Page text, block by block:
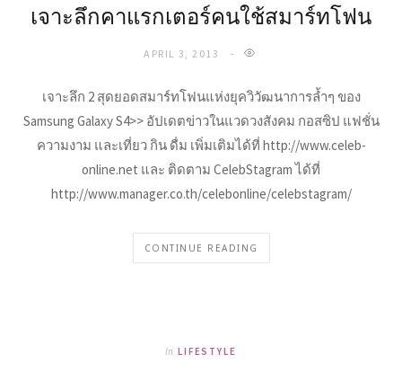
เจาะลึกคาแรกเตอร์คนใช้สมาร์ทโฟน
APRIL 3, 2013
เจาะลึก 2 สุดยอดสมาร์ทโฟนแห่งยุควิวัฒนาการล้ำๆ ของ
Samsung Galaxy S4>> อัปเดตข่าวในแวดวงสังคม กอสซิป แฟชั่น
ความงาม และเที่ยว กิน ดื่ม เพิ่มเติมได้ที่ http://www.celeb-
online.net และ ติดตาม CelebStagram ได้ที่
http://www.manager.co.th/celebonline/celebstagram/
CONTINUE READING
In LIFESTYLE